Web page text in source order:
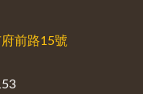
前路15號